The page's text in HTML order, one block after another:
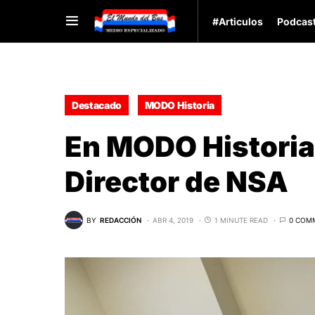
#Articulos
Destacado MODO Historia
En MODO
Director de NSA
BY REDACCIÓN ABR 4, 2019 1 MINUTE READ 0